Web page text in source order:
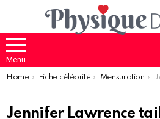
Menu
You are here:
Home Fiche célébrité Mensuration
Jennifer Lawrence